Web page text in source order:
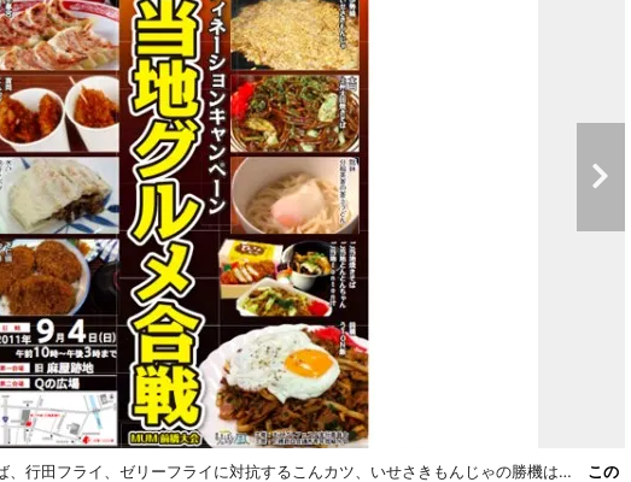
、行田フライ、ゼリーフライに対抗するこんカツ、いせさきもんじゃの勝機は… この